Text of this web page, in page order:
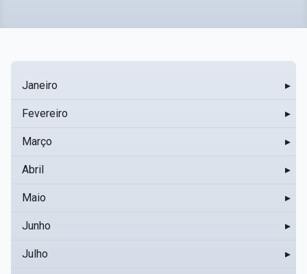
Janeiro ▸
Fevereiro ▸
Março ▸
Abril ▸
Maio ▸
Junho ▸
Julho ▸